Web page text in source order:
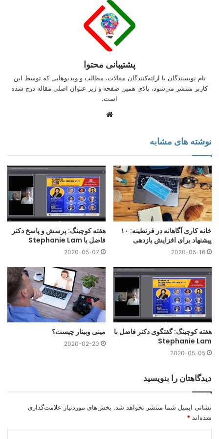
اختلافات میانجی‌گری صورت گیرد؛ دارای مهارت‌های اجتماعی
شدیدا بلندپرواز و کارآفرین
مخاطره‌کردن و تصمیم‌گیری؛ نگاه خودانگیخته و فوری به چالش
داشتن؛‌ لذت‌بردن از فعالیت‌های مربوط به استارت‌آپ و پرو‌ژه‌ها و
فرصت‌های مخاطره‌پذیرِ کسب‌وکار؛
احساساتی باشند؛
مقداری نامنظم
نظم، رویه و ساختار خشک را دوست ندارند؛ ابتدا ترجیح به ابهام و کار
با مردم دارند و سپس به کار با کاغذ یا/و رایانه؛ برنامه‌ریزی را دوست
ندارند و از کار روزمره اجتناب می‌کنند؛‌ تحمیل‌کننده، سخت‌گیر و
پرخاش‌گر نیستند؛
بی علاقه به اعداد وارقام
برای آن‌ها سخت است که بخواهند روی حجم بزرگی از داده‌ها برای
ندهند؛ عموما توانایی اعدادوارقامیِ قوی از خود نشان نمی‌دهند؛
ترجیح آن‌ها بر قضاوت‌نکردن است.
نتایج به‌وضوح نشان می‌هد که ترجیحات قوی در میان کوچ‌ها به
سمت کار در محیط منعطف و غیرساختارمند وجود دارد.
جزییات پژوهش فوق را در مقاله زیر مشاهده
نمایید
پشتیبانی محتوا
نام نویسندگان یا ارائه‌کنندگان مقالات، مطالب و ویدیوهایی که توسط این
کاربر منتشر می‌شود، بالای همین صفحه و زیر عنوان اصلی مقاله درج شده
است.
نوشته های مشابه
خانه کاری آگاهانه در قرنطینه: ۱۰
پیشنهاد برای افزایش بازدهی
2020-05-16
هفته کوچینگ: پرسش و پاسخ دکتر
فاضل با Stephanie Lam
2020-05-07
هفته کوچینگ: گفتگوی دکتر فاضل با
Stephanie Lam
2020-05-05
مینی وبینار چیست؟
2020-02-20
دیدگاهتان را بنویسید
نشانی ایمیل شما منتشر نخواهد شد. بخش‌های موردنیاز علامت‌گذاری
شده‌اند *